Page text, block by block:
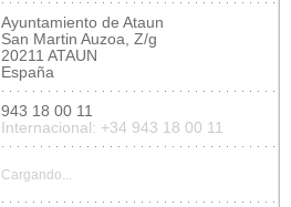
Ayuntamiento de Ataun
San Martin Auzoa, Z/g
20211 ATAUN
España
943 18 00 11
Internacional: +34 943 18 00 11
Cargando...